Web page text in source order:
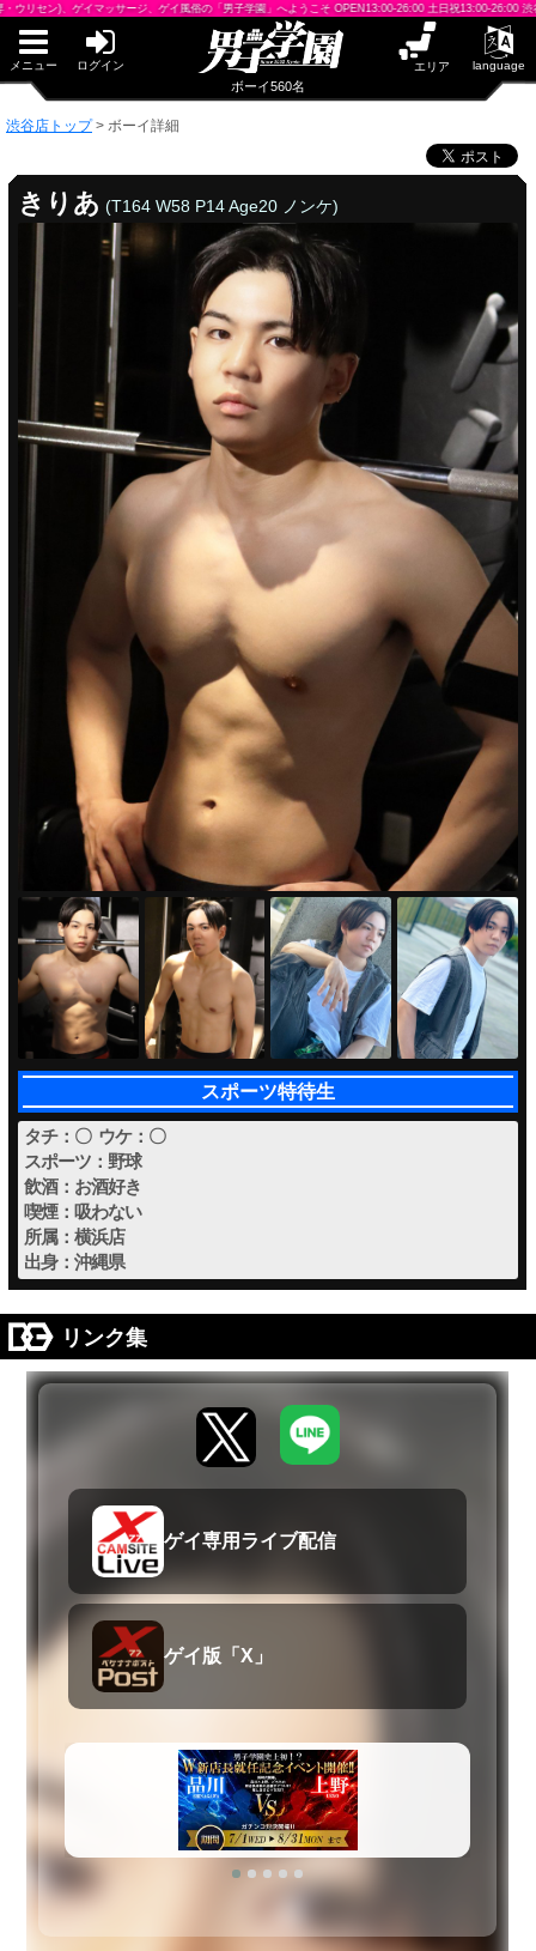
ゲイマッサージ、ゲイ風俗の「男子学園」へようこそ OPEN13:00-26:00 土日祝13:00-26:00 渋谷駅から徒歩
メニュー ログイン エリア language
ボーイ560名
サテライト大宮
PUA'八重洲
PUA'羽田
PUA'吉祥寺
PUA立川
PUA町田
×閉じる
PUA四日市
PUA津
×閉じる
PUA和歌山
PUA奈良
PUA加古川
PUA姫路
×閉じる
PUA鹿児島
×閉じる
渋谷店トップ> ボーイ詳細
きりあ (T164 W58 P14 Age20 ノンケ)
スポーツ特待生
タチ：〇 ウケ：〇
スポーツ：野球
飲酒：お酒好き
喫煙：吸わない
所属：横浜店
出身：沖縄県
リンク集